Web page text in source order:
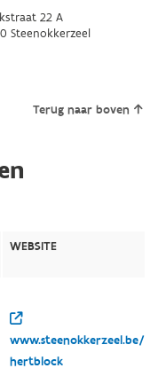
22 A
Steenokkerzeel
Terug naar boven
WEBSITE
www.steenokkerzeel.be/
hertblock